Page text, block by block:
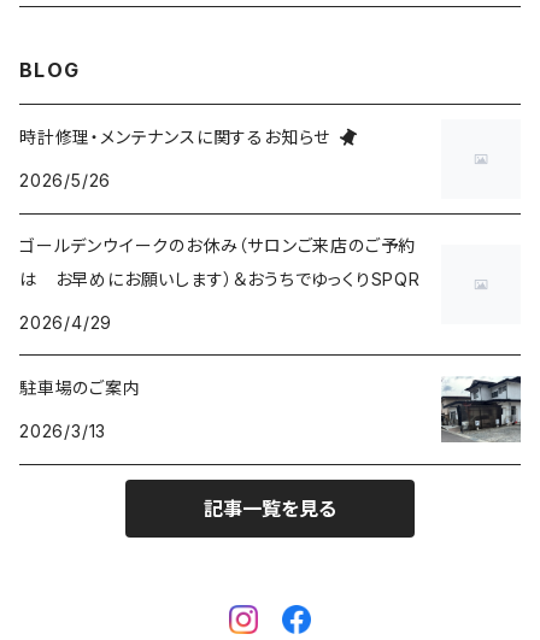
五十嵐威暢デザイン
Ventuno pr パワーリザーブ
Ventuno pr-nc パワーリザーブノンカレ
Ventuno ss スモールセコンド
Ventuno st ストレート
Ventuno fs
Ubud 機械式
自動巻デイデイト Ventuno dd
earth watch
OUTLET
masterpiece dd
THE SPQR LQ
Ubud クオーツ
eki watch
sapporo star watch
DUAL TIME 12+24
提げ時計
NURSE WATCH（ナースウオッチ）
TASCHETTA（タスケッタ）
PULSE WATCH（パルスウオッチ）
POCKET CHRONO（ポケットクロノ）
Da Vinch（ダ・ヴィンチ）
手巻・漆機械式・有田焼機械式用（20mm）
arita ism ss・urushi ss（20mm）
マスターピース用（18ｍｍ）
eki ・starwatch37用（20mm）
BLOG
時計修理・メンテナンスに関するお知らせ
2026/5/26
ゴールデンウイークのお休み（サロンご来店のご予約
は お早めにお願いします）＆おうちでゆっくりSPQR
2026/4/29
駐車場のご案内
2026/3/13
記事一覧を見る